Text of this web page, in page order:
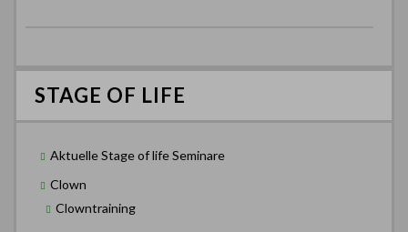
STAGE OF LIFE
Aktuelle Stage of life Seminare
Clown
Clowntraining